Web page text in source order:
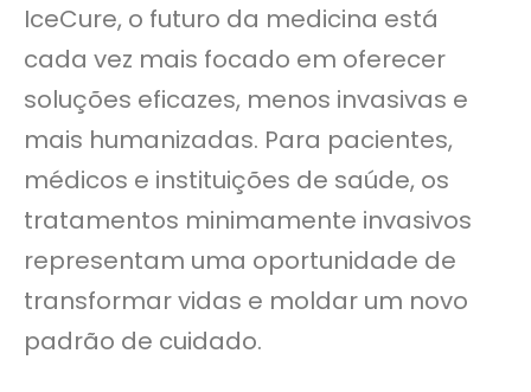
IceCure, o futuro da medicina está
cada vez mais focado em oferecer
soluções eficazes, menos invasivas e
mais humanizadas. Para pacientes,
médicos e instituições de saúde, os
tratamentos minimamente invasivos
representam uma oportunidade de
transformar vidas e moldar um novo
padrão de cuidado.